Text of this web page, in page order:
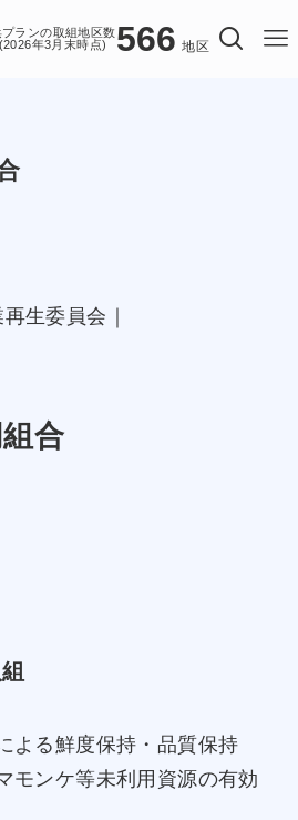
プランの取組地区数
(2026年3月末時点)
566 地区
生委員会｜
合
よる鮮度保持・品質保持
モンケ等未利用資源の有効